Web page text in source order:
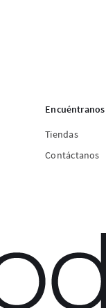
Encuéntranos
Tiendas
Contáctanos